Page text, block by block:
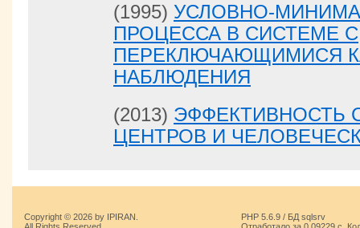
(1995) УСЛОВНО-
ПРОЦЕССА В СИСТЕМЕ С
ПЕРЕКЛЮЧАЮЩИМИСЯ
НАБЛЮДЕНИЯ
(2013) ЭФФЕКТИВНОСТЬ
ЦЕНТРОВ И
Copyright © 2026 by IPIRAN.
PHP 5.6.9 / БД sqlsrv